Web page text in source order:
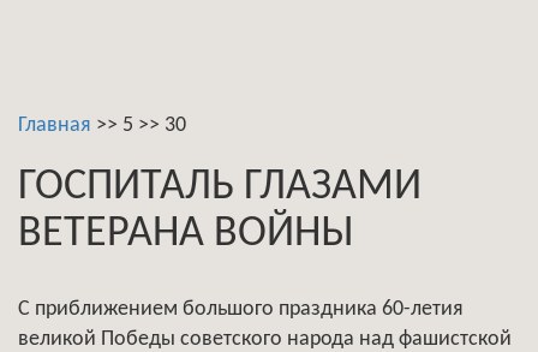
Главная >> 5 >> 30
ГОСПИТАЛЬ ГЛАЗАМИ
ВЕТЕРАНА ВОЙНЫ
С приближением большого праздника 60-летия
великой Победы советского народа над фашистской